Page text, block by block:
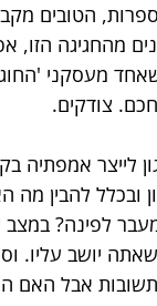
לסחרור תקציבי. הטופ של הטופ עברו
מהחגיגה הזו,
מעסקני
צודקים.
לייצר אמפתיה
להבין מה
לפינה? במצב
יושב עליו.
אבל האם